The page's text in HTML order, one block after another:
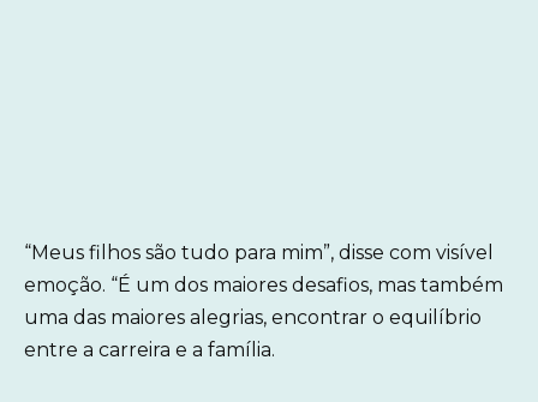
“Meus filhos são tudo para mim”, disse com visível
emoção. “É um dos maiores desafios, mas também
uma das maiores alegrias, encontrar o equilíbrio
entre a carreira e a família.